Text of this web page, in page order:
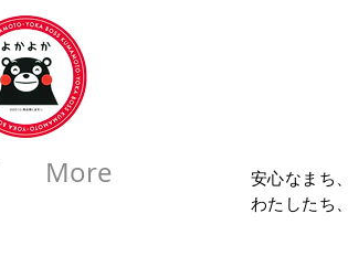
More
安心なまち
わたしたち